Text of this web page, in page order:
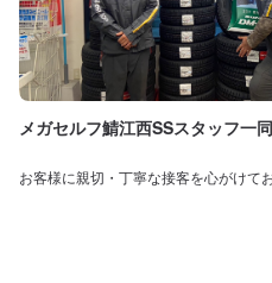
メガセルフ鯖江西SSスタッフ一同
お客様に親切・丁寧な接客を心がけてお